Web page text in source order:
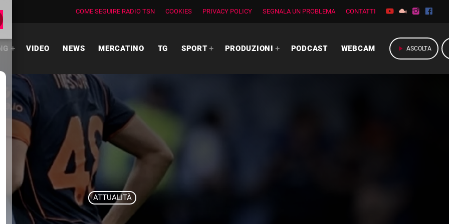
COME SEGUIRE RADIO TSN COOKIES PRIVACY POLICY SEGNALA UN PROBLEMA CONTATTI
VIDEO NEWS MERCATINO TG SPORT PRODUZIONI PODCAST WEBCAM play_arrow ASCOLTA
ATTUALITÀ